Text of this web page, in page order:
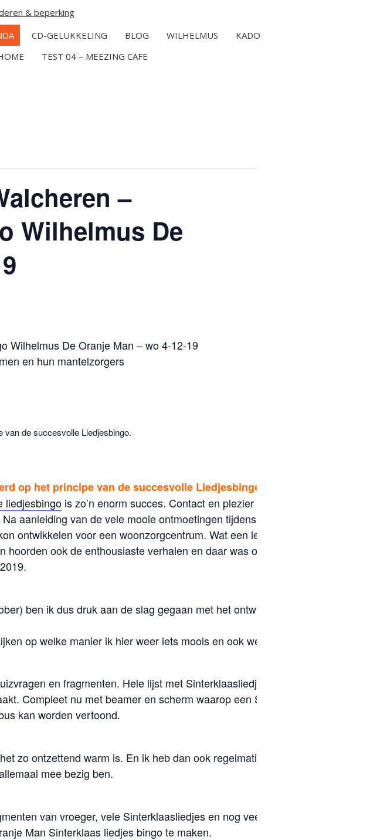
CD-GELUKKELING BLOG WILHELMUS
KADO
TEST 04 – MEEZING CAFE
–
Wilhelmus De
Wilhelmus De Oranje Man – wo 4-12-19
en hun mantelzorgers
van de succesvolle Liedjesbingo.
op het principe van de succesvolle Liedjesbingo.
liedjesbingo is zo’n enorm succes. Contact en plezier met spel en
aanleiding van de vele mooie ontmoetingen tijdens de liedjes bingo
ontwikkelen voor een woonzorgcentrum. Wat een leuk idee dat wilde
ook de enthousiaste verhalen en daar was ook al booking nr
ben ik dus druk aan de slag gegaan met het ontwikkelen van de
op welke manier ik hier weer iets moois en ook weer zeer
en fragmenten. Hele lijst met Sinterklaasliedje samengesteld
Compleet nu met beamer en scherm waarop een Sinterklaas
kan worden vertoond.
zo ontzettend warm is. En ik heb dan ook regelmatig grote glimlach
mee bezig ben.
van vroeger, vele Sinterklaasliedjes en nog veel meer. Ik kijk er
Man Sinterklaas liedjes bingo te maken.